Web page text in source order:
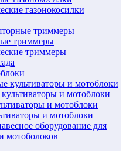
газонокосилки
триммеры
триммеры
триммеры
культиваторы и мотоблоки
и мотоблоки
и мотоблоки
и мотоблоки
оборудование для
мотоболоков